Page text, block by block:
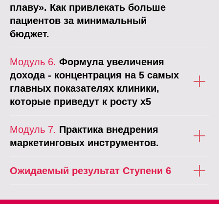
плаву». Как привлекать больше
пациентов за минимальный
бюджет.
Модуль 6. Формула увеличения
дохода - концентрация на 5 самых
главных показателях клиники,
которые приведут к росту х5
Модуль 7. Практика внедрения
маркетинговых инструментов.
Ожидаемый результат Ступени 6